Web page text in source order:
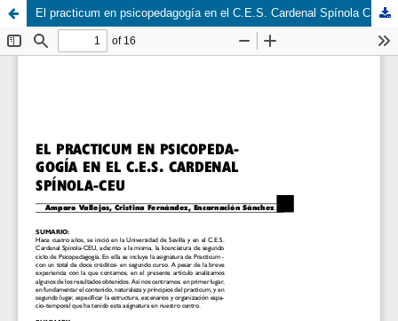
El practicum en psicopedagogía en el C.E.S. Cardenal Spínola CEU